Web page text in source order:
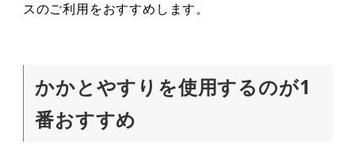
スのご利用をおすすめします。
かかとやすりを使用するのが1
番おすすめ